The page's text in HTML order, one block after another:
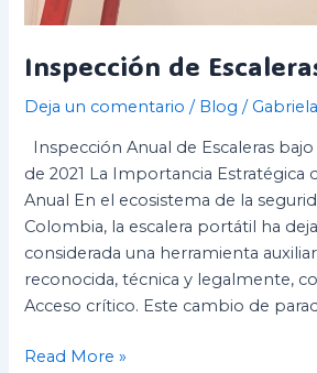
Inspección de
Deja un comentario / Blog / Gabriela
Inspección Anual de Escaleras
de 2021 La Importancia Estratégica
Anual En el ecosistema de la
Colombia, la escalera portátil ha
considerada una herramienta
reconocida, técnica y legalmente,
Acceso crítico. Este cambio de
Read More »